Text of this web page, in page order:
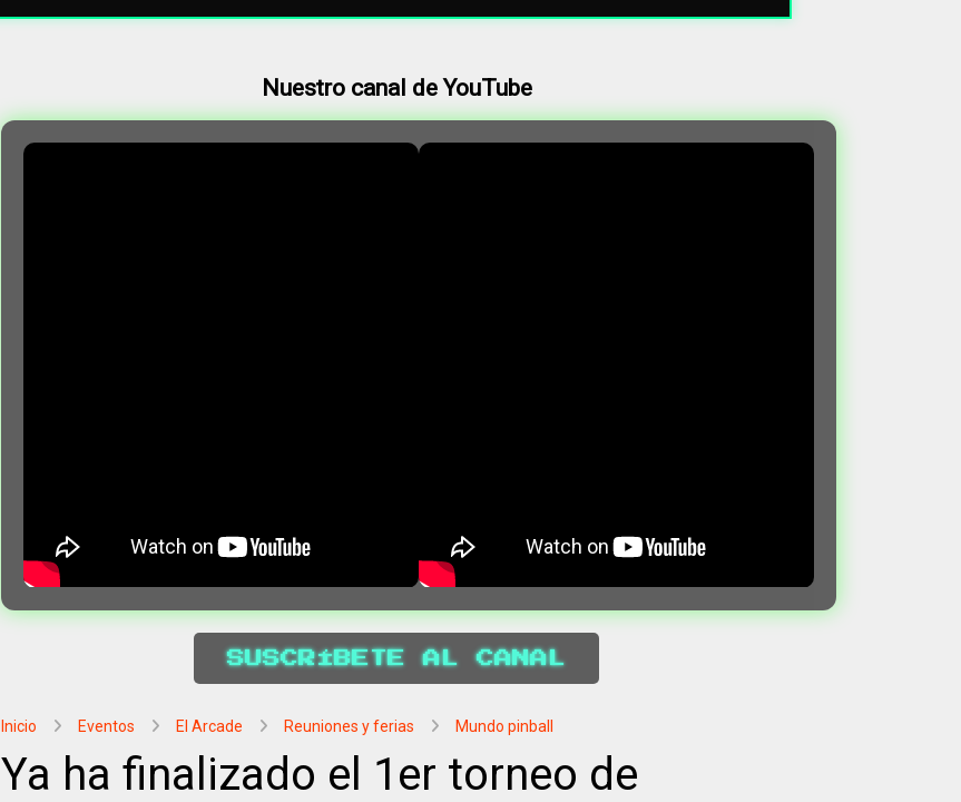
Nuestro canal de YouTube
SUSCRÍBETE AL CANAL
Inicio Eventos El Arcade Reuniones y ferias Mundo pinball
Ya ha finalizado el 1er torneo de